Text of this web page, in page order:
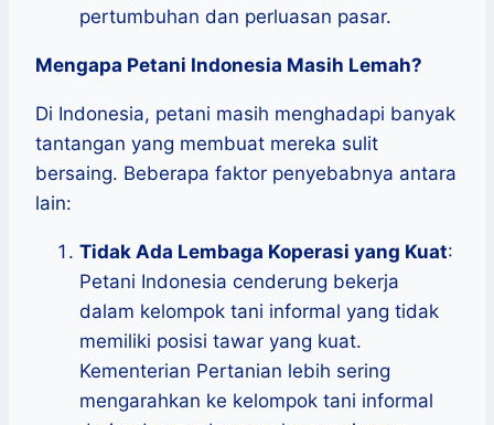
pertumbuhan dan perluasan pasar.
Mengapa Petani Indonesia Masih Lemah?
Di Indonesia, petani masih menghadapi banyak
tantangan yang membuat mereka sulit
bersaing. Beberapa faktor penyebabnya antara
lain:
Tidak Ada Lembaga Koperasi yang Kuat:
Petani Indonesia cenderung bekerja
dalam kelompok tani informal yang tidak
memiliki posisi tawar yang kuat.
Kementerian Pertanian lebih sering
mengarahkan ke kelompok tani informal